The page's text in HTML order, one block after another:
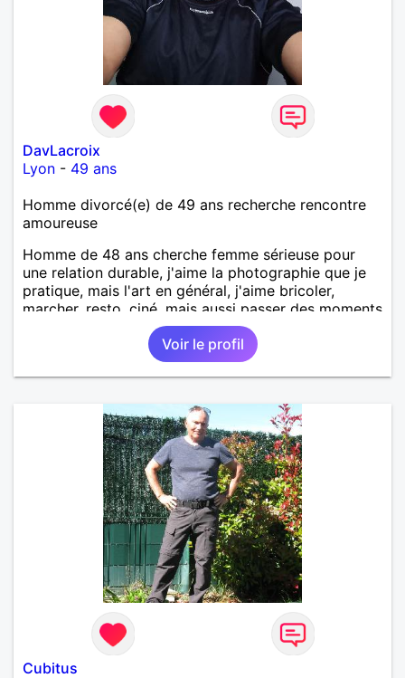
DavLacroix
Lyon - 49 ans
Homme divorcé(e) de 49 ans recherche rencontre
amoureuse
Homme de 48 ans cherche femme sérieuse pour
une relation durable, j'aime la photographie que je
pratique, mais l'art en général, j'aime bricoler,
marcher, resto, ciné, mais aussi passer des moments
calme devant un bon film ou une série avec un
plateau repas. le reste est à découvrir.
Voir le profil
Cubitus